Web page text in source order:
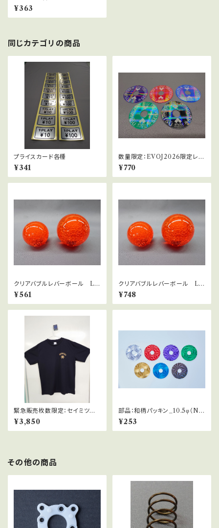
¥363
同じカテゴリの商品
プライスカード各種
¥341
数量限定：EVOJ2026限定レバ
ーパッキン_10.5φ
¥770
クリアバブルレバーボール LB
-39サーモンピンク
¥561
クリアバブルレバーボール LB
-49サーモンピンク
¥748
緊急販売枚数限定：セイミツ工
業スタッフTシャツ
¥3,850
部品：和柄パッキン_10.5φ（NO
BI関連他）
¥253
その他の商品